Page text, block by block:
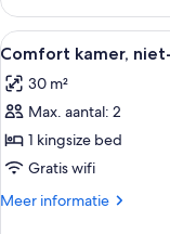
kamer,
niet-
roken
Side,
King)
Alle
foto's
voor
Comfort
kamer,
niet-
roken
6
Comfort kamer,
30 m²
Max. aantal: 2
1 kingsize bed
Gratis wifi
Meer informatie
Meer